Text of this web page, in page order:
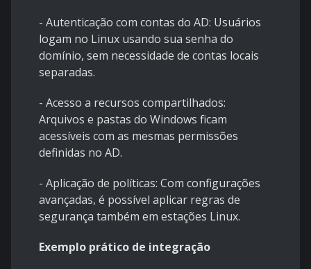
- Autenticação com contas do AD: Usuários
logam no Linux usando sua senha do
domínio, sem necessidade de contas locais
separadas.
- Acesso a recursos compartilhados:
Arquivos e pastas do Windows ficam
acessíveis com as mesmas permissões
definidas no AD.
- Aplicação de políticas: Com configurações
avançadas, é possível aplicar regras de
segurança também em estações Linux.
Exemplo prático de integração